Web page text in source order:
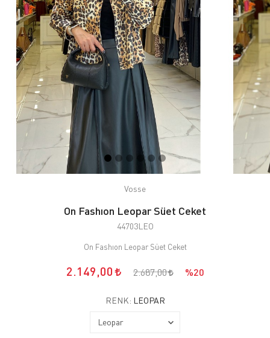
Vosse
On Fashıon Leopar Süet Ceket
44703LEO
On Fashıon Leopar Süet Ceket
2.149,00 2.687,00 %20
RENK: LEOPAR